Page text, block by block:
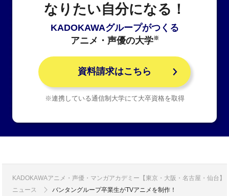
なりたい自分になる！
KADOKAWAグループがつくる
アニメ・声優の大学※
資料請求はこちら
※連携している通信制大学にて大卒資格を取得
KADOKAWAアニメ・声優・マンガアカデミー【東京・大阪・名古屋・仙台】
ニュース
バンタングループ卒業生がTVアニメを制作！